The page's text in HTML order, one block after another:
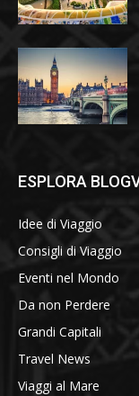
ESPLORA
Idee di Viaggio
Consigli di Viaggio
Eventi nel Mondo
Da non Perdere
Grandi Capitali
Travel News
Viaggi al Mare